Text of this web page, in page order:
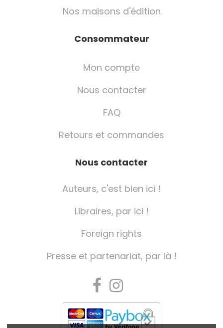
Nos maisons d'édition
Consommateur
Mon compte
Nous contacter
FAQ
Retours et commandes
Nous contacter
Auteurs, c'est bien ici !
Libraires, par ici !
Foreign rights
Presse et partenariat, par là !